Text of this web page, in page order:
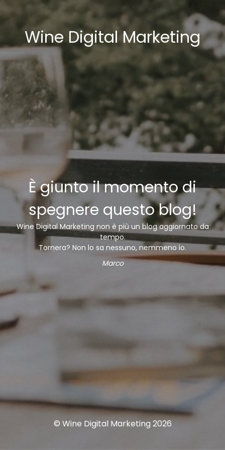
Wine Digital Marketing
È giunto il momento di
spegnere questo blog!
Wine Digital Marketing non è più un blog aggiornato da
tempo.
Tornera? Non lo sa nessuno, nemmeno io.
Marco
© Wine Digital Marketing 2026